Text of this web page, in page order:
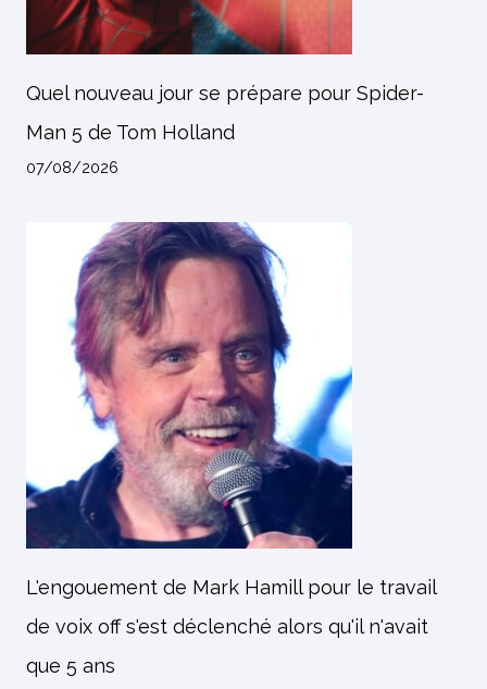
Quel nouveau jour se prépare pour Spider-
Man 5 de Tom Holland
07/08/2026
L'engouement de Mark Hamill pour le travail
de voix off s'est déclenché alors qu'il n'avait
que 5 ans